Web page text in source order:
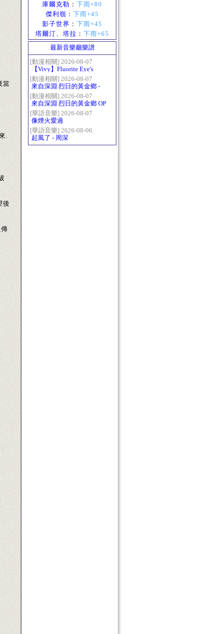
當
.
後
庫爾克勒 ： 下雨+80
傑利嶺 ： 下雨+45
影子世界 ： 下雨+45
塔爾汀、塔拉 ： 下雨+65
最新音樂廳樂譜
[動漫相關] 2026-08-07
【Vivy】Fluorite Eye's
Song
[動漫相關] 2026-08-07
來自深淵 烈日的黃金鄉 -
Gravity
[動漫相關] 2026-08-07
來自深淵 烈日的黃金鄉 OP
- かたち(Katachi)
[華語音樂] 2026-08-07
像煙火愛過
[華語音樂] 2026-08-06
起風了 - 周深